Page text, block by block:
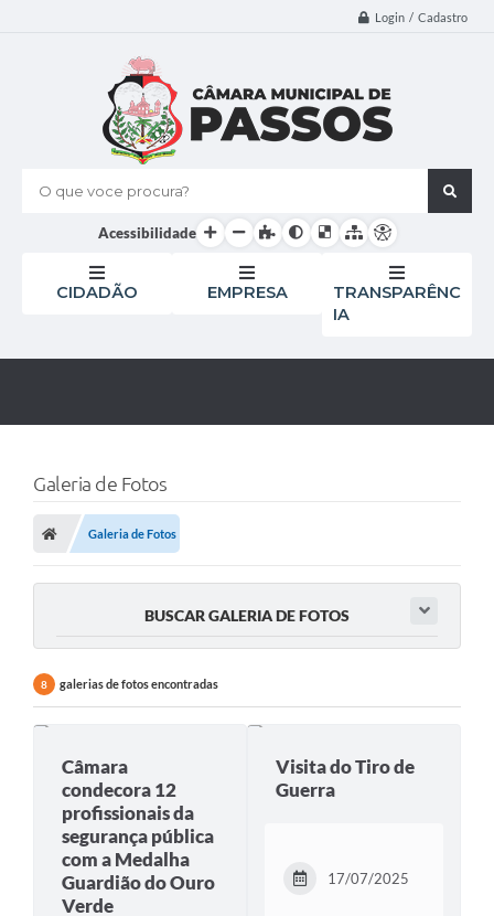
Login / Cadastro
O que voce procura?
Acessibilidade
CIDADÃO EMPRESA
TRANSPARÊNC
IA
Galeria de Fotos
Galeria de Fotos
BUSCAR GALERIA DE FOTOS
8 galerias de fotos encontradas
Câmara
condecora 12
profissionais da
segurança pública
com a Medalha
Guardião do Ouro
Verde
Visita do Tiro de
Guerra
17/07/2025